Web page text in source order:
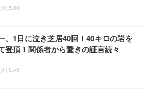
) 5:00
、1日に泣き芝居40回！40キロの岩を
登頂！関係者から驚きの証言続々
) 9:45